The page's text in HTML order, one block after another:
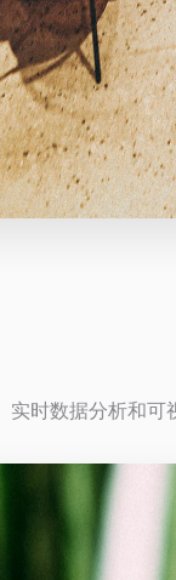
实时数据分析和可